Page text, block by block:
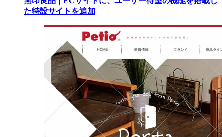
た特設サイトを追加